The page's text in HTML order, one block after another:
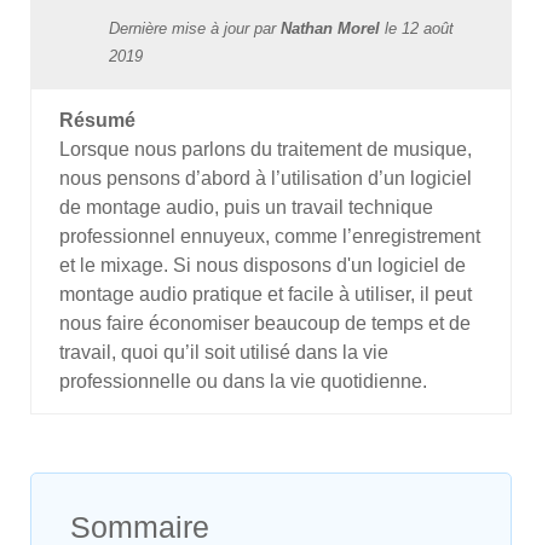
Dernière mise à jour par Nathan Morel le 12 août
2019
Résumé
Lorsque nous parlons du traitement de musique,
nous pensons d’abord à l’utilisation d’un logiciel
de montage audio, puis un travail technique
professionnel ennuyeux, comme l’enregistrement
et le mixage. Si nous disposons d'un logiciel de
montage audio pratique et facile à utiliser, il peut
nous faire économiser beaucoup de temps et de
travail, quoi qu’il soit utilisé dans la vie
professionnelle ou dans la vie quotidienne.
Sommaire